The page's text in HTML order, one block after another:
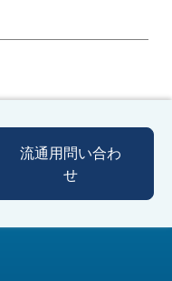
流通用問い合わ
せ